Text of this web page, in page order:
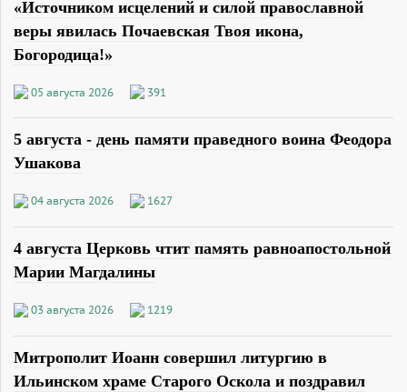
«Источником исцелений и силой православной
веры явилась Почаевская Твоя икона,
Богородица!»
05 августа 2026 391
5 августа - день памяти праведного воина Феодора
Ушакова
04 августа 2026 1627
4 августа Церковь чтит память равноапостольной
Марии Магдалины
03 августа 2026 1219
Митрополит Иоанн совершил литургию в
Ильинском храме Старого Оскола и поздравил